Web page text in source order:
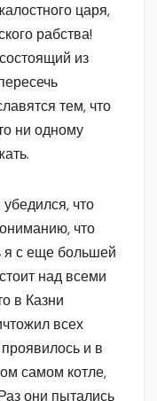
царя,
рабства!
из
тем, что
ни одному
что
что
с еще большей
над всеми
в Казни
всех
и в
самом котле,
они пытались